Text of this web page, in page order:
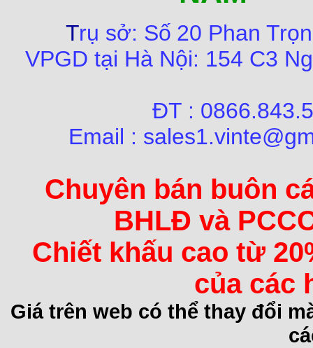
Trụ sở: Số 20 Phan
VPGD tại Hà Nội: 154 C3
ĐT :
Email :
Chuyên bán buôn
BHLĐ và
Chiết khấu cao từ
của các
Giá trên web có thể thay đổi